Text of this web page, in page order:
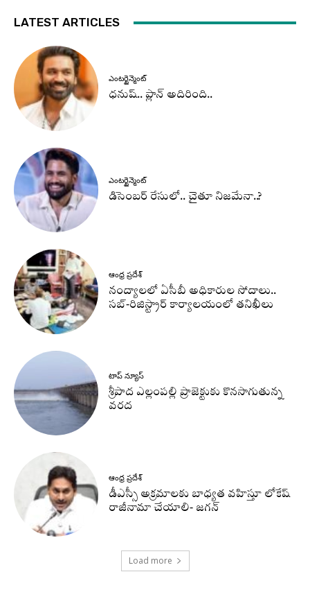
LATEST ARTICLES
ఎంటర్టైన్మెంట్
ధనుష్‌.. ప్లాన్ అదిరింది..
ఎంటర్టైన్మెంట్
డిసెంబర్ రేసులో.. చైతూ నిజమేనా..?
ఆంధ్ర ప్రదేశ్
నంద్యాలలో ఏసీబీ అధికారుల సోదాలు..
సబ్-రిజిస్ట్రార్ కార్యాలయంలో తనిఖీలు
టాప్ న్యూస్
శ్రీపాద ఎల్లంపల్లి ప్రాజెక్టుకు కొనసాగుతున్న
వరద
ఆంధ్ర ప్రదేశ్
డీఎస్సీ అక్రమాలకు బాధ్యత వహిస్తూ లోకేష్‌
రాజీనామా చేయాలి- జగన్
Load more